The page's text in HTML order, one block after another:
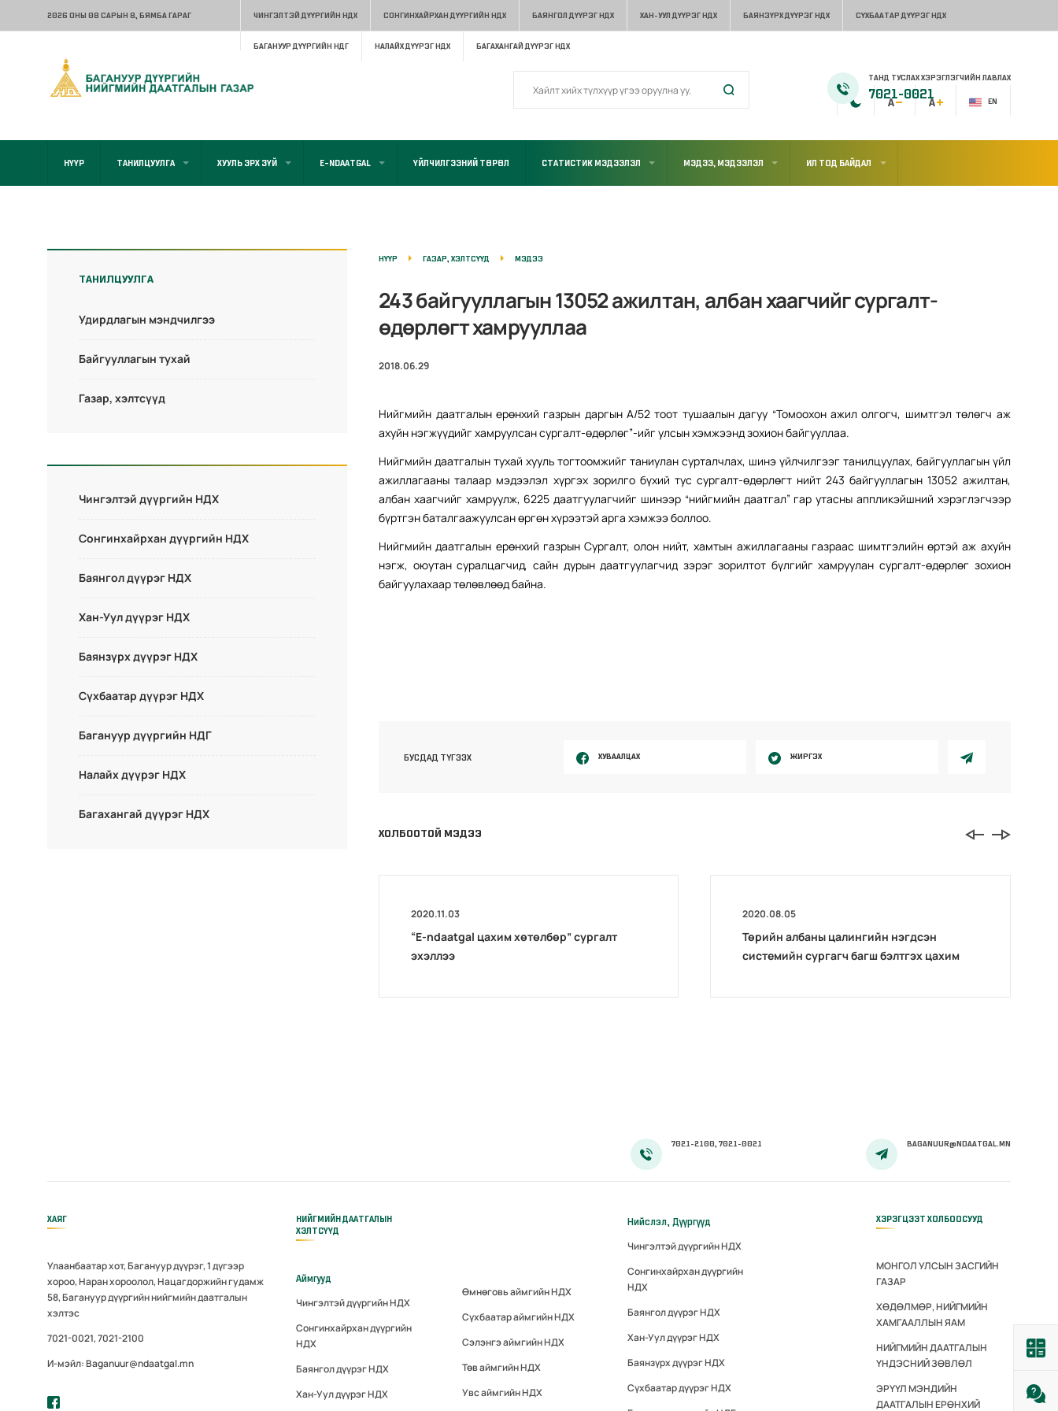
2026 ОНЫ 08 САРЫН 8, БЯМБА ГАРАГ ЧИНГЭЛТЭЙ ДҮҮРГИЙН НДХ СОНГИНХАЙРХАН ДҮҮРГИЙН НДХ БАЯНГОЛ ДҮҮРЭГ НДХ ХАН-УУЛ ДҮҮРЭГ НДХ БАЯНЗҮРХ ДҮҮРЭГ НДХ СҮХБААТАР ДҮҮРЭГ НДХ
БАГАНУУР ДҮҮРГИЙН НДГ НАЛАЙХ ДҮҮРЭГ НДХ БАГАХАНГАЙ ДҮҮРЭГ НДХ
EN
ТАНД ТУСЛАХ ХЭРЭГЛЭГЧИЙН ЛАВЛАХ
7021-0021
НҮҮР ТАНИЛЦУУЛГА ХУУЛЬ ЭРХ ЗҮЙ E-NDAATGAL ҮЙЛЧИЛГЭЭНИЙ ТӨРӨЛ СТАТИСТИК МЭДЭЭЛЭЛ МЭДЭЭ, МЭДЭЭЛЭЛ ИЛ ТОД БАЙДАЛ
ТАНИЛЦУУЛГА
Удирдлагын мэндчилгээ
Байгууллагын тухай
Газар, хэлтсүүд
Чингэлтэй дүүргийн НДХ
Сонгинхайрхан дүүргийн НДХ
Баянгол дүүрэг НДХ
Хан-Уул дүүрэг НДХ
Баянзүрх дүүрэг НДХ
Сүхбаатар дүүрэг НДХ
Багануур дүүргийн НДГ
Налайх дүүрэг НДХ
Багахангай дүүрэг НДХ
НҮҮР ГАЗАР, ХЭЛТСҮҮД МЭДЭЭ
243 байгууллагын 13052 ажилтан, албан хаагчийг сургалт-
өдөрлөгт хамрууллаа
2018.06.29
Нийгмийн даатгалын ерөнхий газрын даргын А/52 тоот тушаалын дагуу “Томоохон ажил олгогч, шимтгэл төлөгч аж
ахуйн нэгжүүдийг хамруулсан сургалт-өдөрлөг”-ийг улсын хэмжээнд зохион байгууллаа.
Нийгмийн даатгалын тухай хууль тогтоомжийг таниулан сурталчлах, шинэ үйлчилгээг танилцуулах, байгууллагын үйл
ажиллагааны талаар мэдээлэл хүргэх зорилго бүхий тус сургалт-өдөрлөгт нийт 243 байгууллагын 13052 ажилтан,
албан хаагчийг хамруулж, 6225 даатгуулагчийг шинээр “нийгмийн даатгал” гар утасны аппликэйшний хэрэглэгчээр
бүртгэн баталгаажуулсан өргөн хүрээтэй арга хэмжээ боллоо.
Нийгмийн даатгалын ерөнхий газрын Сургалт, олон нийт, хамтын ажиллагааны газраас шимтгэлийн өртэй аж ахуйн
нэгж, оюутан суралцагчид, сайн дурын даатгуулагчид зэрэг зорилтот бүлгийг хамруулан сургалт-өдөрлөг зохион
байгуулахаар төлөвлөөд байна.
БУСДАД ТҮГЭЭХ ХУВААЛЦАХ ЖИРГЭХ
ХОЛБООТОЙ МЭДЭЭ
2020.11.03
“E-ndaatgal цахим хөтөлбөр” сургалт
эхэллээ
2020.08.05
Төрийн албаны цалингийн нэгдсэн
системийн сургагч багш бэлтгэх цахим
7021-2100, 7021-0021 BAGANUUR@NDAATGAL.MN
ХАЯГ
Улаанбаатар хот, Багануур дүүрэг, 1 дүгээр
хороо, Наран хороолол, Нацагдоржийн гудамж
58, Багануур дүүргийн нийгмийн даатгалын
хэлтэс
7021-0021, 7021-2100
И-мэйл: Baganuur@ndaatgal.mn
НИЙГМИЙН ДААТГАЛЫН
ХЭЛТСҮҮД
Аймгууд
Чингэлтэй дүүргийн НДХ
Сонгинхайрхан дүүргийн
НДХ
Баянгол дүүрэг НДХ
Хан-Уул дүүрэг НДХ
Өмнөговь аймгийн НДХ
Сүхбаатар аймгийн НДХ
Сэлэнгэ аймгийн НДХ
Төв аймгийн НДХ
Увс аймгийн НДХ
Нийслэл, Дүүргүүд
Чингэлтэй дүүргийн НДХ
Сонгинхайрхан дүүргийн
НДХ
Баянгол дүүрэг НДХ
Хан-Уул дүүрэг НДХ
Баянзүрх дүүрэг НДХ
Сүхбаатар дүүрэг НДХ
ХЭРЭГЦЭЭТ ХОЛБООСУУД
МОНГОЛ УЛСЫН ЗАСГИЙН
ГАЗАР
ХӨДӨЛМӨР, НИЙГМИЙН
ХАМГААЛЛЫН ЯАМ
НИЙГМИЙН ДААТГАЛЫН
ҮНДЭСНИЙ ЗӨВЛӨЛ
ЭРҮҮЛ МЭНДИЙН
ДААТГАЛЫН ЕРӨНХИЙ